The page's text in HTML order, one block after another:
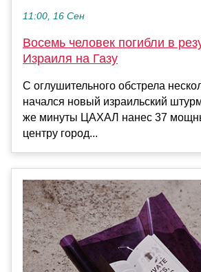
11:00, 16 Сен
Восемь человек погибли в
Израиля на Газу
С оглушительного обстрела
начался новый израильский
же минуты ЦАХАЛ нанес 37
центру город...